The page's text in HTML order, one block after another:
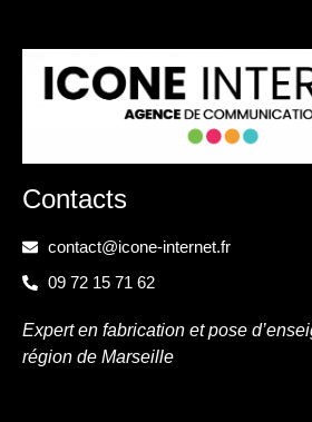
Contacts
contact@icone-internet.fr
09 72 15 71 62
Expert en fabrication et pose
région de Marseille